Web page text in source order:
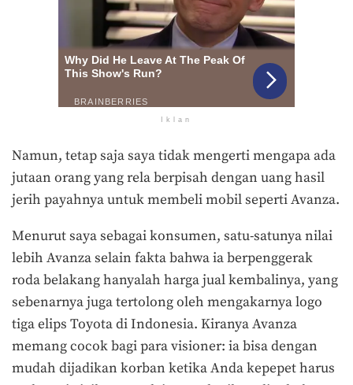
Iklan
Namun, tetap saja saya tidak mengerti mengapa ada
jutaan orang yang rela berpisah dengan uang hasil
jerih payahnya untuk membeli mobil seperti Avanza.
Menurut saya sebagai konsumen, satu-satunya nilai
lebih Avanza selain fakta bahwa ia berpenggerak
roda belakang hanyalah harga jual kembalinya, yang
sebenarnya juga tertolong oleh mengakarnya logo
tiga elips Toyota di Indonesia. Kiranya Avanza
memang cocok bagi para visioner: ia bisa dengan
mudah dijadikan korban ketika Anda kepepet harus